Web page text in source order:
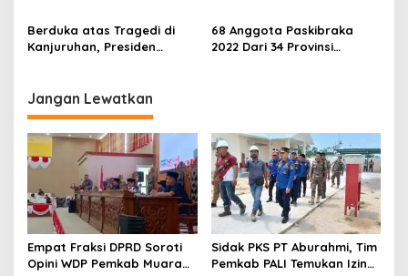
Lima Tokoh
Berduka atas Tragedi di
Kanjuruhan, Presiden
68 Anggota Paskibraka
2022 Dari 34 Provinsi
Jangan Lewatkan
Empat Fraksi DPRD Soroti
Opini WDP Pemkab Muara
Sidak PKS PT Aburahmi, Tim
Pemkab PALI Temukan Izin